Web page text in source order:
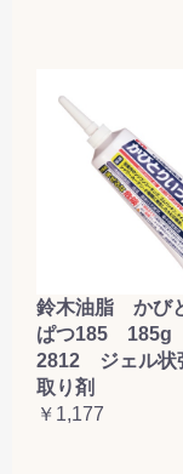
鈴木油脂 かび
ぱつ185
2812 ジェル状
取り剤
￥1,177